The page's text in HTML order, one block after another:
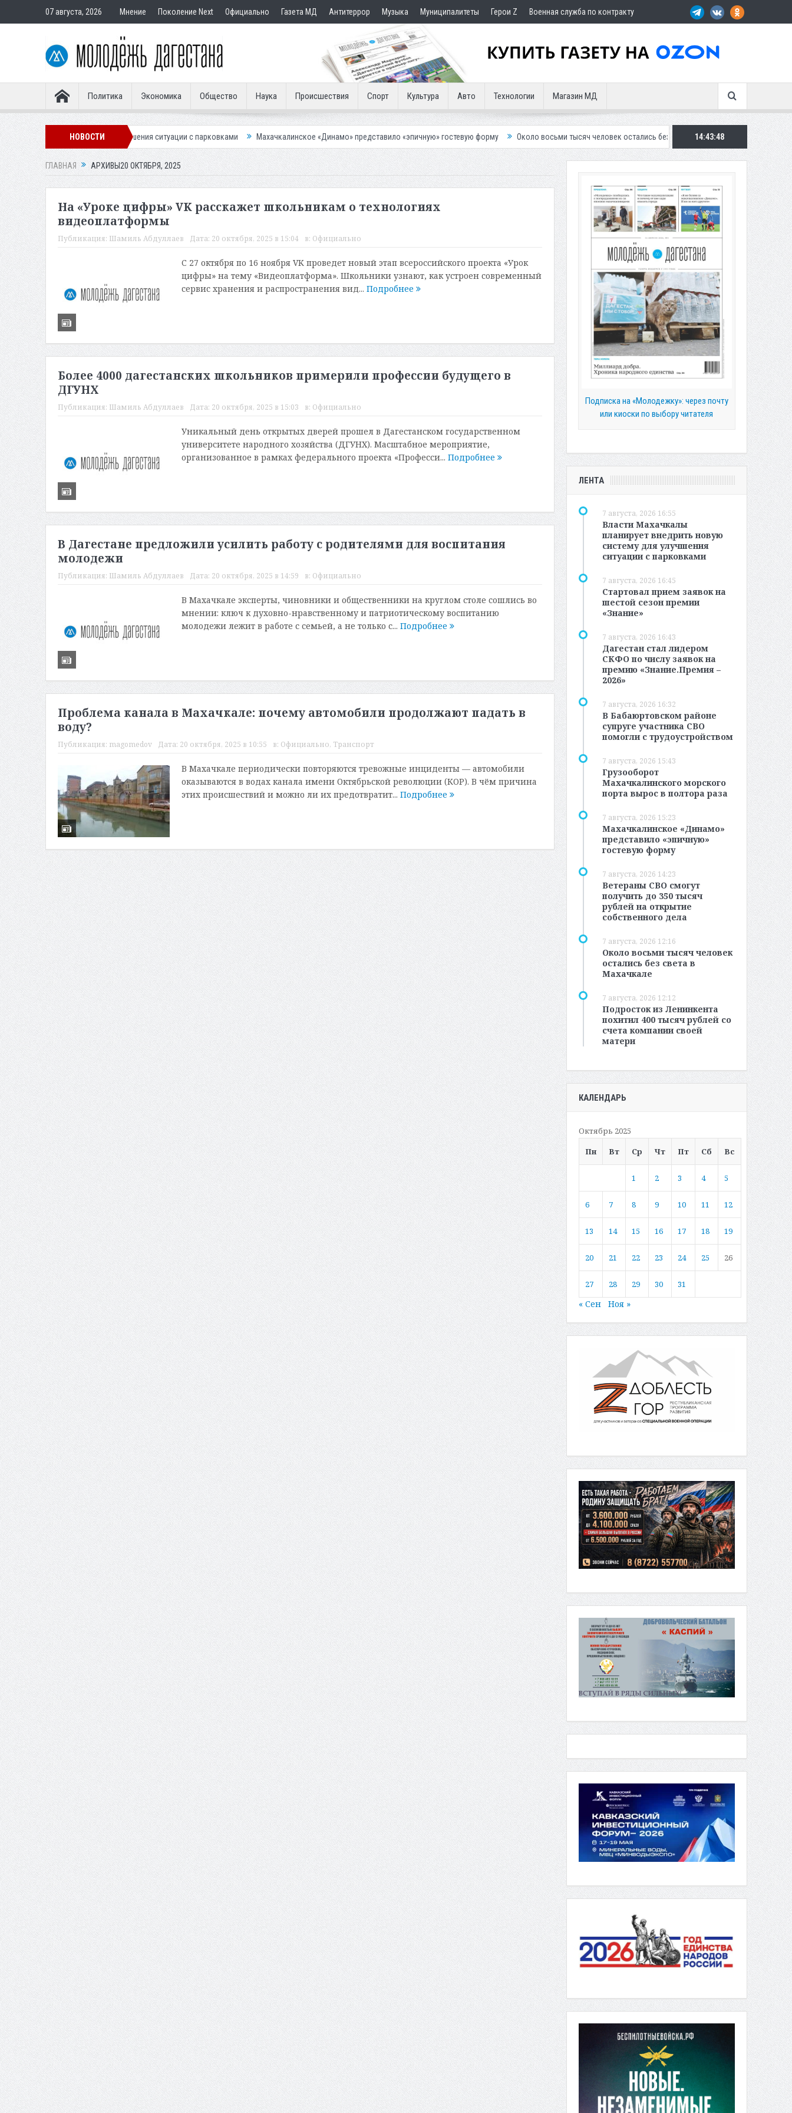
07 августа, 2026 Мнение Поколение Next Официально Газета МД Антитеррор Музыка Муниципалитеты Герои Z Военная служба по контракту
Политика Экономика Общество Наука Происшествия Спорт Культура Авто Технологии Магазин МД
НОВОСТИ
систему для улучшения ситуации с парковками Махачкалинское «Динамо» представило «эпичную» гостевую форму Около восьми тысяч человек остались без света в Махачкале В Дербенте застройщик
14:43:50
ГЛАВНАЯ АРХИВЫ20 ОКТЯБРЯ, 2025
На «Уроке цифры» VK расскажет школьникам о технологиях
видеоплатформы
Публикация: Шамиль Абдуллаев Дата: 20 октября, 2025 в 15:04 в: Официально
С 27 октября по 16 ноября VK проведет новый этап всероссийского проекта «Урок
цифры» на тему «Видеоплатформа». Школьники узнают, как устроен современный
сервис хранения и распространения вид... Подробнее
Более 4000 дагестанских школьников примерили профессии будущего в
ДГУНХ
Публикация: Шамиль Абдуллаев Дата: 20 октября, 2025 в 15:03 в: Официально
Уникальный день открытых дверей прошел в Дагестанском государственном
университете народного хозяйства (ДГУНХ). Масштабное мероприятие,
организованное в рамках федерального проекта «Професси... Подробнее
В Дагестане предложили усилить работу с родителями для воспитания
молодежи
Публикация: Шамиль Абдуллаев Дата: 20 октября, 2025 в 14:59 в: Официально
В Махачкале эксперты, чиновники и общественники на круглом столе сошлись во
мнении: ключ к духовно-нравственному и патриотическому воспитанию
молодежи лежит в работе с семьей, а не только с... Подробнее
Проблема канала в Махачкале: почему автомобили продолжают падать в
воду?
Публикация: magomedov Дата: 20 октября, 2025 в 10:55 в: Официально, Транспорт
В Махачкале периодически повторяются тревожные инциденты — автомобили
оказываются в водах канала имени Октябрьской революции (КОР). В чём причина
этих происшествий и можно ли их предотвратит... Подробнее
Подписка на «Молодежку»: через почту
или киоски по выбору читателя
ЛЕНТА
7 августа, 2026 16:55
Власти Махачкалы
планирует внедрить новую
систему для улучшения
ситуации с парковками
7 августа, 2026 16:45
Стартовал прием заявок на
шестой сезон премии
«Знание»
7 августа, 2026 16:43
Дагестан стал лидером
СКФО по числу заявок на
премию «Знание.Премия –
2026»
7 августа, 2026 16:32
В Бабаюртовском районе
супруге участника СВО
помогли с трудоустройством
7 августа, 2026 15:43
Грузооборот
Махачкалинского морского
порта вырос в полтора раза
7 августа, 2026 15:23
Махачкалинское «Динамо»
представило «эпичную»
гостевую форму
7 августа, 2026 14:23
Ветераны СВО смогут
получить до 350 тысяч
рублей на открытие
собственного дела
7 августа, 2026 12:16
Около восьми тысяч человек
остались без света в
Махачкале
7 августа, 2026 12:12
Подросток из Ленинкента
похитил 400 тысяч рублей со
счета компании своей
матери
КАЛЕНДАРЬ
Октябрь 2025
Пн
Вт Ср Чт Пт Сб Вс
1 2 3 4 5
6 7 8 9 10 11 12
13 14 15 16 17 18 19
20 21 22 23 24 25 26
27 28 29 30 31
« Сен Ноя »